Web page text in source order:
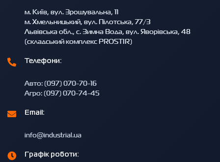
м. Київ, вул. Зрошувальна, 11
м. Хмельницький, вул. Пілотська, 77/3
Львівська обл., с. Зимна Вода, вул. Яворівська, 48
(складський комплекс PROSTIR)
Телефони:
Авто: (097) 070-70-16
Агро: (097) 070-74-45
Email:
info@industrial.ua
Графік роботи: